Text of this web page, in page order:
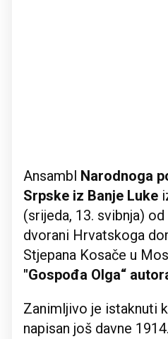
Ansambl Narodnoga
Srpske iz Banje Luke
(srijeda, 13. svibnja)
dvorani Hrvatskoga
Stjepana Kosače u
"Gospođa Olga“
Zanimljivo je istaknuti
napisan još davne